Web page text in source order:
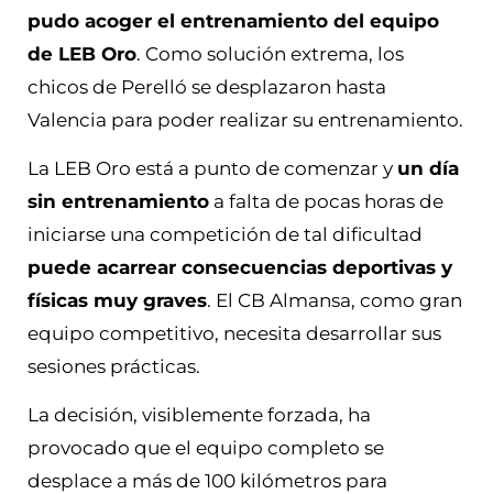
pudo acoger el entrenamiento del equipo
de LEB Oro. Como solución extrema, los
chicos de Perelló se desplazaron hasta
Valencia para poder realizar su entrenamiento.
La LEB Oro está a punto de comenzar y un día
sin entrenamiento a falta de pocas horas de
iniciarse una competición de tal dificultad
puede acarrear consecuencias deportivas y
físicas muy graves. El CB Almansa, como gran
equipo competitivo, necesita desarrollar sus
sesiones prácticas.
La decisión, visiblemente forzada, ha
provocado que el equipo completo se
desplace a más de 100 kilómetros para